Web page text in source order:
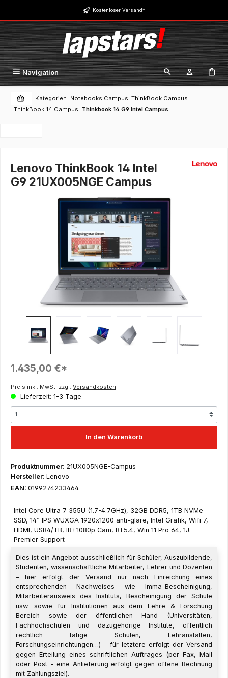
Zum Hauptinhalt springen Kostenloser Versand*
Navigation
Kategorien Notebooks Campus ThinkBook Campus
ThinkBook 14 Campus
Thinkbook 14 G9 Intel Campus
Lenovo ThinkBook 14 Intel
G9 21UX005NGE Campus
Bildergalerie überspringen
Regulärer Preis:
1.435,00 €*
Preis inkl. MwSt. zzgl. Versandkosten
Lieferzeit: 1-3 Tage
In den Warenkorb
Produktnummer: 21UX005NGE-Campus
Hersteller: Lenovo
EAN: 0199274233464
Intel Core Ultra 7 355U (1.7-4.7GHz), 32GB DDR5, 1TB NVMe
SSD, 14” IPS WUXGA 1920x1200 anti-glare, Intel Grafik, Wifi 7,
HDMI, USB4/TB, IR+1080p Cam, BT5.4, Win 11 Pro 64, 1J.
Premier Support
Dies ist ein Angebot ausschließlich für Schüler, Auszubildende,
Studenten, wissenschaftliche Mitarbeiter, Lehrer und Dozenten
– hier erfolgt der Versand nur nach Einreichung eines
entsprechenden Nachweises wie Imma-Bescheinigung,
Mitarbeiterausweis des Instituts, Bescheinigung der Schule
usw. sowie für Institutionen aus dem Lehre & Forschung
Bereich sowie der öffentlichen Hand (Universitäten,
Fachhochschulen und dazugehörige Institute, öffentlich
rechtlich tätige Schulen, Lehranstalten,
Forschungseinrichtungen…) - für letztere erfolgt der Versand
gegen Erteilung eines schriftlichen Auftrages (per Fax, Mail
oder Post - eine Anlieferung erfolgt gegen offene Rechnung
mit Zahlungsziel).